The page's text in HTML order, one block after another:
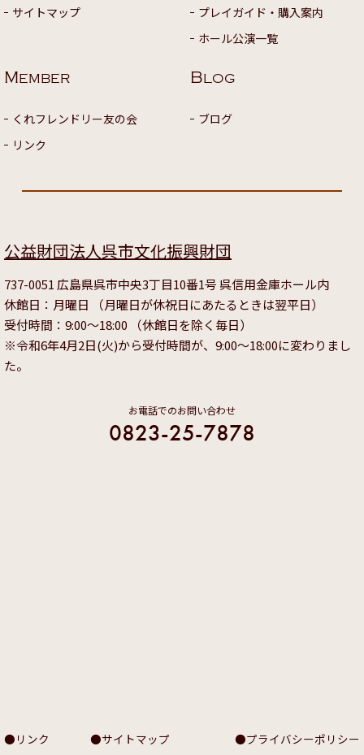
サイトマップ
プレイガイド・購入案内
ホール公演一覧
MEMBER
くれフレンドリー友の会
リンク
BLOG
ブログ
公益財団法人呉市文化振興財団
737-0051 広島県呉市中央3丁目10番1号 呉信用金庫ホール内
休館日：月曜日 （月曜日が休祝日にあたるときは翌平日）
受付時間：9:00～18:00 （休館日を除く毎日）
※令和6年4月2日(火)から受付時間が、9:00～18:00に変わりまし
た。
お電話でのお問い合わせ
0823-25-7878
リンク サイトマップ プライバシーポリシー